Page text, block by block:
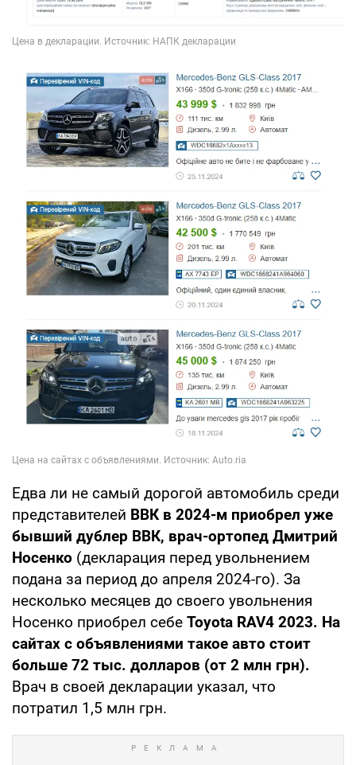
Едва ли не самый дорогой автомобиль среди
представителей ВВК в 2024-м приобрел уже
бывший дублер ВВК, врач-ортопед Дмитрий
Носенко (декларация перед увольнением
подана за период до апреля 2024-го). За
несколько месяцев до своего увольнения
Носенко приобрел себе Toyota RAV4 2023. На
сайтах с объявлениями такое авто стоит
больше 72 тыс. долларов (от 2 млн грн).
Врач в своей декларации указал, что
потратил 1,5 млн грн.